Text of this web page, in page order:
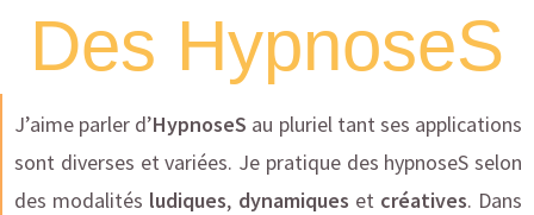
Des HypnoseS
J’aime parler d’HypnoseS au pluriel tant ses applications
sont diverses et variées. Je pratique des hypnoseS selon
des modalités ludiques, dynamiques et créatives. Dans